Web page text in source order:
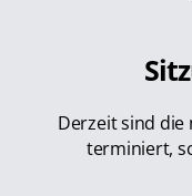
Derzeit sind die
terminiert,